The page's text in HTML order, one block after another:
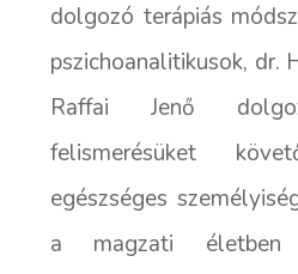
dolgozó terápiás
pszichoanalitikusok, dr.
Raffai Jenő
felismerésüket
egészséges
a magzati életben